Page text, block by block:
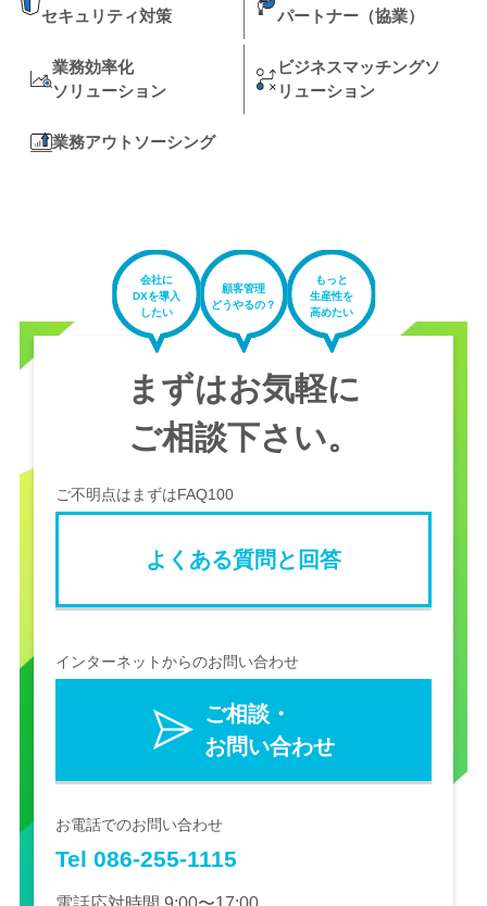
セキュリティ対策
パートナー（協業）
業務効率化
ソリューション
ビジネスマッチングソ
リューション
業務アウトソーシング
会社に
DXを導入
したい
顧客管理
どうやるの？
もっと
生産性を
高めたい
まずはお気軽に
ご相談下さい。
ご不明点はまずはFAQ100
よくある質問と回答
インターネットからのお問い合わせ
ご相談・
お問い合わせ
お電話でのお問い合わせ
Tel 086-255-1115